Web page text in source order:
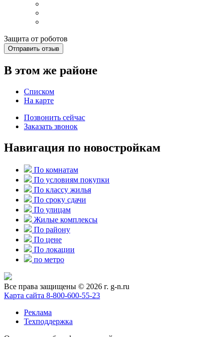
Защита от роботов
Отправить отзыв
В этом же районе
Списком
На карте
Позвонить сейчас
Заказать звонок
Навигация по новостройкам
По комнатам
По условиям покупки
По классу жилья
По сроку сдачи
По улицам
Жилые комплексы
По району
По цене
По локации
по метро
Все права защищены © 2026 г. g-n.ru
Карта сайта 8-800-600-55-23
Реклама
Техподдержка